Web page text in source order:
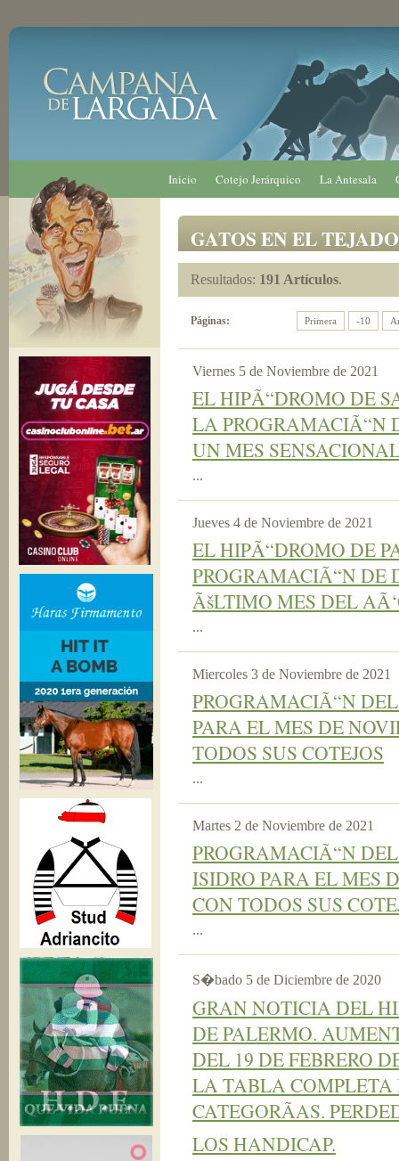
Inicio Cotejo Jerárquico La Antesala
GATOS EN EL TEJADO
Resultados: 191 Artículos.
Páginas: Primera -10
Viernes 5 de Noviembre de 2021
EL HIPÃ“DROMO DE
LA PROGRAMACIÃ“N
UN MES
...
Jueves 4 de Noviembre de 2021
EL HIPÃ“DROMO DE
PROGRAMACIÃ“N DE
ÃšLTIMO MES DEL
...
Miercoles 3 de Noviembre de 2021
PROGRAMACIÃ“N
PARA EL MES DE
TODOS SUS COTEJOS
...
Martes 2 de Noviembre de 2021
PROGRAMACIÃ“N
ISIDRO PARA EL MES
CON TODOS SUS
...
S�bado 5 de Diciembre de 2020
GRAN NOTICIA DEL
DE PALERMO.
DEL 19 DE FEBRERO
LA TABLA COMPLETA
CATEGORÃAS.
LOS HANDICAP.